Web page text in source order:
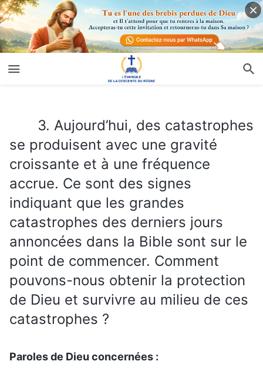
3. Aujourd’hui, des catastrophes
se produisent avec une gravité
croissante et à une fréquence
accrue. Ce sont des signes
indiquant que les grandes
catastrophes des derniers jours
annoncées dans la Bible sont sur le
point de commencer. Comment
pouvons-nous obtenir la protection
de Dieu et survivre au milieu de ces
catastrophes ?
Paroles de Dieu concernées :